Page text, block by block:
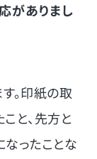
がありまし
。印紙の取
と、先方と
ったことな